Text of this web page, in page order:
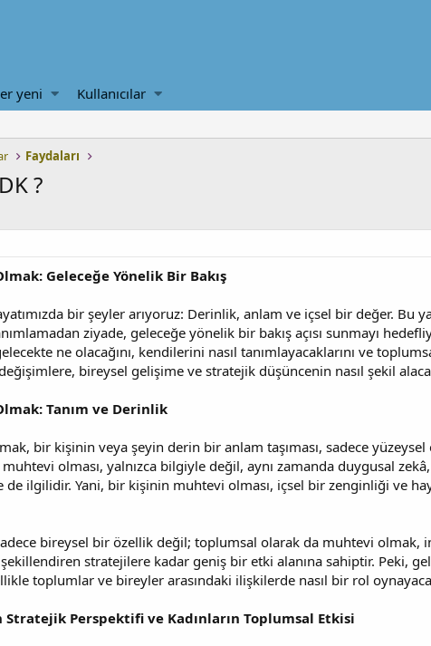
yeni Kullanıcılar
Faydaları
?
Geleceğe Yönelik Bir Bakış
bir şeyler arıyoruz: Derinlik, anlam ve içsel bir değer. Bu
ziyade, geleceğe yönelik bir bakış açısı sunmayı
ne olacağını, kendilerini nasıl tanımlayacaklarını ve
bireysel gelişime ve stratejik düşüncenin nasıl şekil
Tanım ve Derinlik
bir kişinin veya şeyin derin bir anlam taşıması, sadece yüzeysel
muhtevi olması, yalnızca bilgiyle değil, aynı zamanda duygusal
de ilgilidir. Yani, bir kişinin muhtevi olması, içsel bir zenginliği ve
bireysel bir özellik değil; toplumsal olarak da muhtevi olmak,
stratejilere kadar geniş bir etki alanına sahiptir. Peki,
toplumlar ve bireyler arasındaki ilişkilerde nasıl bir rol
Stratejik Perspektifi ve Kadınların Toplumsal Etkisi